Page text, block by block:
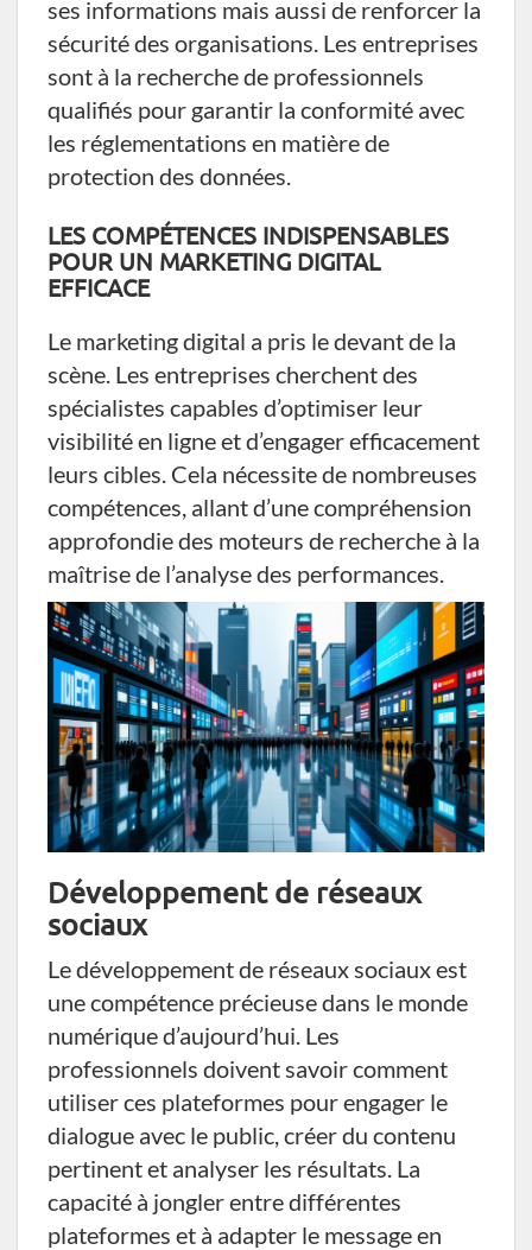
ses informations mais aussi de renforcer la
sécurité des organisations. Les entreprises
sont à la recherche de professionnels
qualifiés pour garantir la conformité avec
les réglementations en matière de
protection des données.
LES COMPÉTENCES INDISPENSABLES
POUR UN MARKETING DIGITAL
EFFICACE
Le marketing digital a pris le devant de la
scène. Les entreprises cherchent des
spécialistes capables d’optimiser leur
visibilité en ligne et d’engager efficacement
leurs cibles. Cela nécessite de nombreuses
compétences, allant d’une compréhension
approfondie des moteurs de recherche à la
maîtrise de l’analyse des performances.
Développement de réseaux
sociaux
Le développement de réseaux sociaux est
une compétence précieuse dans le monde
numérique d’aujourd’hui. Les
professionnels doivent savoir comment
utiliser ces plateformes pour engager le
dialogue avec le public, créer du contenu
pertinent et analyser les résultats. La
capacité à jongler entre différentes
plateformes et à adapter le message en